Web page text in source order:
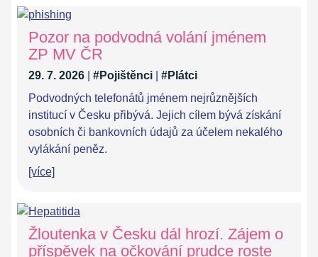
Pozor na podvodná volání jménem
ZP MV ČR
29. 7. 2026 #Pojištěnci
#Plátci
Podvodných telefonátů jménem nejrůznějších
institucí v Česku přibývá. Jejich cílem bývá získání
osobních či bankovních údajů za účelem nekalého
vylákání peněz.
[více]
Žloutenka v Česku dál hrozí. Zájem o
příspěvek na očkování prudce roste